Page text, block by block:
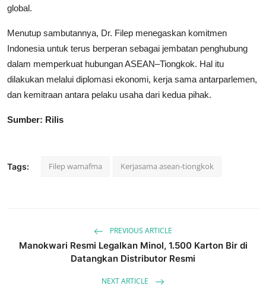
global.
Menutup sambutannya, Dr. Filep menegaskan komitmen
Indonesia untuk terus berperan sebagai jembatan penghubung
dalam memperkuat hubungan ASEAN–Tiongkok. Hal itu
dilakukan melalui diplomasi ekonomi, kerja sama antarparlemen,
dan kemitraan antara pelaku usaha dari kedua pihak.
Sumber: Rilis
Tags: Filep wamafma Kerjasama asean-tiongkok
PREVIOUS ARTICLE
Manokwari Resmi Legalkan Minol, 1.500 Karton Bir di
Datangkan Distributor Resmi
NEXT ARTICLE